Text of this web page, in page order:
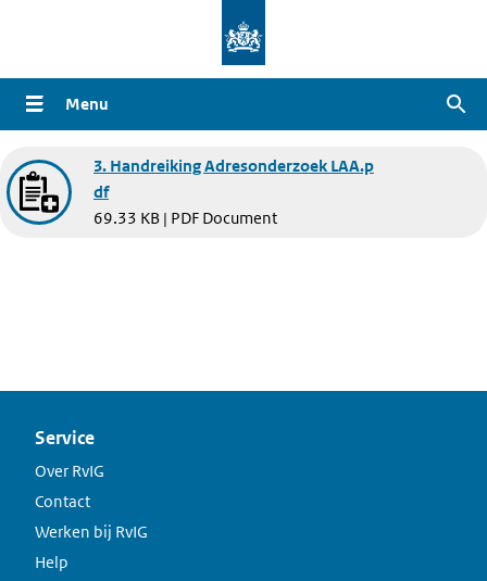
naar
de
gaan
Menu
Document
3. Handreiking Adresonderzoek LAA.p
df
69.33 KB | PDF Document
Service
Over RvIG
Contact
Werken bij RvIG
Help